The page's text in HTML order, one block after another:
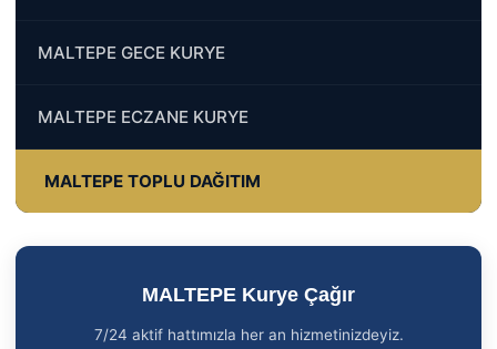
MALTEPE GECE KURYE
MALTEPE ECZANE KURYE
MALTEPE TOPLU DAĞITIM
MALTEPE Kurye Çağır
7/24 aktif hattımızla her an hizmetinizdeyiz.